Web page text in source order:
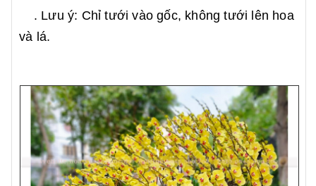
. Lưu ý: Chỉ tưới vào gốc, không tưới lên hoa
và lá.